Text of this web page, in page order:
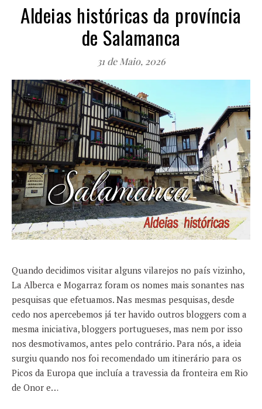
Aldeias históricas da província
de Salamanca
31 de Maio, 2026
Quando decidimos visitar alguns vilarejos no país vizinho,
La Alberca e Mogarraz foram os nomes mais sonantes nas
pesquisas que efetuamos. Nas mesmas pesquisas, desde
cedo nos apercebemos já ter havido outros bloggers com a
mesma iniciativa, bloggers portugueses, mas nem por isso
nos desmotivamos, antes pelo contrário. Para nós, a ideia
surgiu quando nos foi recomendado um itinerário para os
Picos da Europa que incluía a travessia da fronteira em Rio
de Onor e…